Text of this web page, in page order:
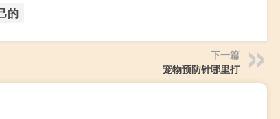
的
下一篇
宠物预防针哪里打